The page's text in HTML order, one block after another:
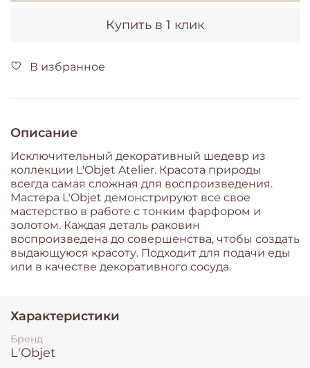
Купить в 1 клик
В избранное
Описание
Исключительный декоративный шедевр из
коллекции L'Objet Atelier. Красота природы
всегда самая сложная для воспроизведения.
Мастера L'Objet демонстрируют все свое
мастерство в работе с тонким фарфором и
золотом. Каждая деталь раковин
воспроизведена до совершенства, чтобы создать
выдающуюся красоту. Подходит для подачи еды
или в качестве декоративного сосуда.
Характеристики
Бренд
L'Objet